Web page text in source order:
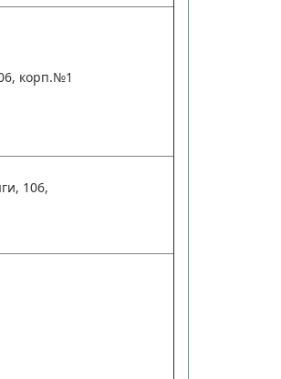
корп.№1
106,